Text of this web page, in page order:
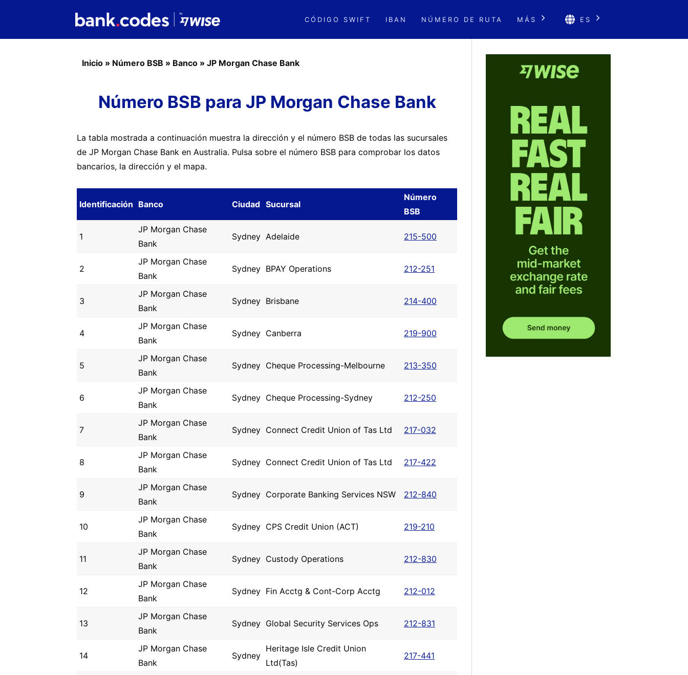
CÓDIGO SWIFT IBAN NÚMERO DE RUTA MÁS ES
Inicio » Número BSB » Banco » JP Morgan Chase Bank
Número BSB para JP Morgan Chase Bank
La tabla mostrada a continuación muestra la dirección y el número BSB de todas las sucursales
de JP Morgan Chase Bank en Australia. Pulsa sobre el número BSB para comprobar los datos
bancarios, la dirección y el mapa.
Identificación Banco Ciudad Sucursal
Número
BSB
1
JP Morgan Chase
Bank
Sydney Adelaide 215-500
2
JP Morgan Chase
Bank
Sydney BPAY Operations 212-251
3
JP Morgan Chase
Bank
Sydney Brisbane 214-400
4
JP Morgan Chase
Bank
Sydney Canberra 219-900
5
JP Morgan Chase
Bank
Sydney Cheque Processing-Melbourne 213-350
6
JP Morgan Chase
Bank
Sydney Cheque Processing-Sydney 212-250
7
JP Morgan Chase
Bank
Sydney Connect Credit Union of Tas Ltd 217-032
8
JP Morgan Chase
Bank
Sydney Connect Credit Union of Tas Ltd 217-422
9
JP Morgan Chase
Bank
Sydney Corporate Banking Services NSW 212-840
10
JP Morgan Chase
Bank
Sydney CPS Credit Union (ACT) 219-210
11
JP Morgan Chase
Bank
Sydney Custody Operations 212-830
12
JP Morgan Chase
Bank
Sydney Fin Acctg & Cont-Corp Acctg 212-012
13
JP Morgan Chase
Bank
Sydney Global Security Services Ops 212-831
14
JP Morgan Chase
Bank
Sydney
Heritage Isle Credit Union
Ltd(Tas)
217-441